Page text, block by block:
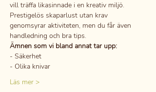
vill träffa likasinnade i en kreativ miljö.
Prestigelös skaparlust utan krav
genomsyrar aktiviteten, men du får även
handledning och bra tips.
Ämnen som vi bland annat tar upp:
- Säkerhet
- Olika knivar
Läs mer >